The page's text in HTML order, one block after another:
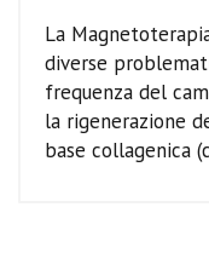
La
diverse
frequenza del
la rigenerazione
base collagenica